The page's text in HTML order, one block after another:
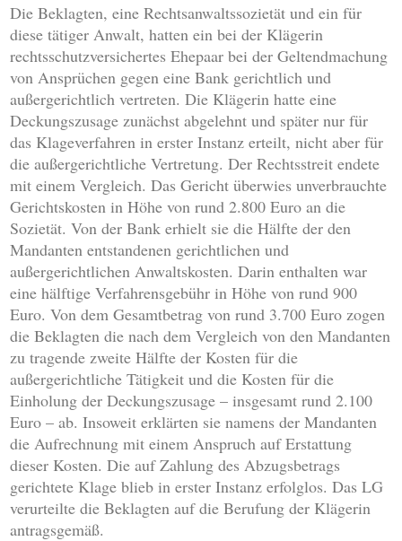
Die Beklagten, eine Rechtsanwaltssozietät und ein für
diese tätiger Anwalt, hatten ein bei der Klägerin
rechtsschutzversichertes Ehepaar bei der Geltendmachung
von Ansprüchen gegen eine Bank gerichtlich und
außergerichtlich vertreten. Die Klägerin hatte eine
Deckungszusage zunächst abgelehnt und später nur für
das Klageverfahren in erster Instanz erteilt, nicht aber für
die außergerichtliche Vertretung. Der Rechtsstreit endete
mit einem Vergleich. Das Gericht überwies unverbrauchte
Gerichtskosten in Höhe von rund 2.800 Euro an die
Sozietät. Von der Bank erhielt sie die Hälfte der den
Mandanten entstandenen gerichtlichen und
außergerichtlichen Anwaltskosten. Darin enthalten war
eine hälftige Verfahrensgebühr in Höhe von rund 900
Euro. Von dem Gesamtbetrag von rund 3.700 Euro zogen
die Beklagten die nach dem Vergleich von den Mandanten
zu tragende zweite Hälfte der Kosten für die
außergerichtliche Tätigkeit und die Kosten für die
Einholung der Deckungszusage – insgesamt rund 2.100
Euro – ab. Insoweit erklärten sie namens der Mandanten
die Aufrechnung mit einem Anspruch auf Erstattung
dieser Kosten. Die auf Zahlung des Abzugsbetrags
gerichtete Klage blieb in erster Instanz erfolglos. Das LG
verurteilte die Beklagten auf die Berufung der Klägerin
antragsgemäß.